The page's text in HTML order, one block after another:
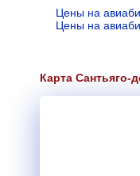
Цены на
Цены на
Карта Сантьяго-